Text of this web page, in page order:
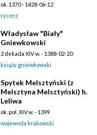
ok. 1370 - 1428-06-12
rycerz
Władysław "Biały"
Gniewkowski
2 dekada XIV w. - 1388-02-20
książę gniewkowski
Spytek Melsztyński (z
Melsztyna Melsztyński) h.
Leliwa
ok. poł. XIV w. - 1399
wojewoda krakowski